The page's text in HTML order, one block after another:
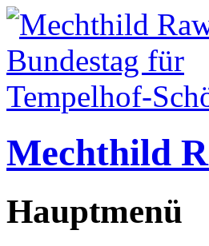
Mechthild
Hauptmenü